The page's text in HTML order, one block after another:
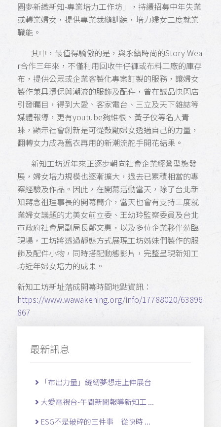
圓夢新織新知-專業培力工作坊」，持續招募中年失業
或轉業婦女，提供專業裁縫訓練，培力婦女二度就業
職能。
其中，最值得驕傲的是，與永續時尚的Story Wea
r合作三年來，不僅利用回收牛仔褲或布料工廠的庫存
布，提供公眾或企業客製化專案訂製的服務，讓婦女
製作兼具環保與潮流的服飾及配件，曾在誠品快閃店
引發矚目，得到大愛、客家電台、三立及天下雜誌等
媒體報導，更有youtube夠維根、黃子佼等名人青
睞，顯示社會創新是可從鼓勵婦女透過自己的力量，
翻轉女力成為舊衣再用的新潮流舵手開花結果。
新知工坊近年來正逐步朝向社會企業經營型態發
展，婦女培力規模也逐漸擴大，過去已累積相當的專
案經驗及作品。因此，在開幕活動當天，除了台北新
知蔣念祖 理事長的開幕簡介，當天也會有支持二度就
業婦女議題的尤美女前立委、王幼玲監察委員及台北
市政府社會局副局長鄭文惠，以及多位企業夥伴蒞臨
現場，工坊將透過靜態方式展現工坊姊妹們製作的服
飾及配件小物，同時搭配動態影片，完整呈現新知工
坊近年婦女培力的成果。
新知工坊新址落成開幕時間地點資訊：
https://www.wawakening.org/info/17788020/63896
867
最新訊息
「布出力量」縫紉夢想走上伸展台
大愛電視台-午間新聞報導新知工 ...
ESG不是破碎的三件事 從快時 ...